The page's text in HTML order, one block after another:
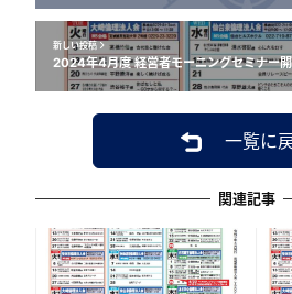
新しい投稿
2024年4月度 経営者モーニングセミナー
一覧に
関連記事